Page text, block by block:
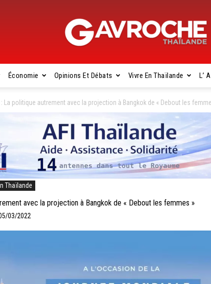
Gavroche
Thaïlande
Économie Opinions Et Débats Vivre En Thaïlande L’
: La politique autrement avec la projection à Bangkok de « Debout les
Thaïlande
avec la projection à Bangkok de « Debout les femmes »
03/2022